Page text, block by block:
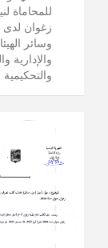
للمحاماة
زغوان لدى
وسائر
والإدارية
والتحكيمية .